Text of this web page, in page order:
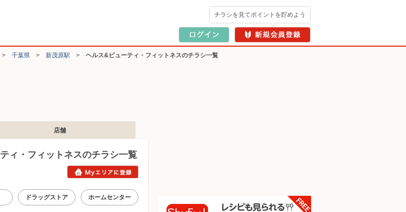
チラシを見てポイントを貯めよう
> 千葉県 > 新茂原駅 > ヘルス&ビューティ・フィットネスのチラシ一覧
店舗
ィ・フィットネスのチラシ一覧
ドラッグストア ホームセンター